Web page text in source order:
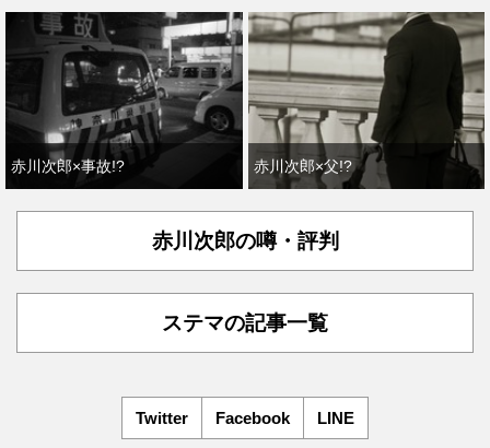
赤川次郎×事故!? 赤川次郎×父!?
赤川次郎の噂・評判
ステマの記事一覧
Twitter Facebook LINE